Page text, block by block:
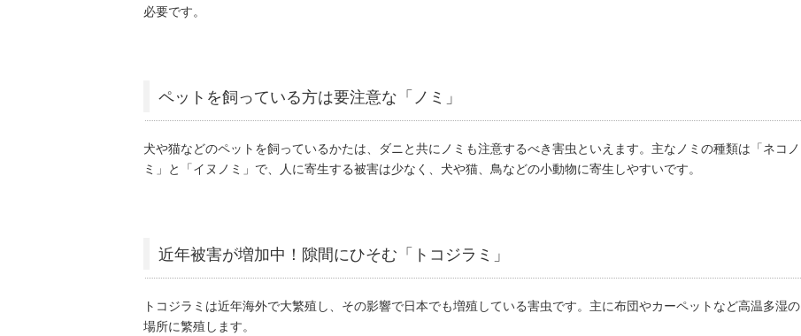
必要です。
ペットを飼っている方は要注意な「ノミ」
犬や猫などのペットを飼っているかたは、ダニと共にノミも注意するべき害虫といえます。主なノミの種類は「ネコノ
ミ」と「イヌノミ」で、人に寄生する被害は少なく、犬や猫、鳥などの小動物に寄生しやすいです。
近年被害が増加中！隙間にひそむ「トコジラミ」
トコジラミは近年海外で大繁殖し、その影響で日本でも増殖している害虫です。主に布団やカーペットなど高温多湿の
場所に繁殖します。